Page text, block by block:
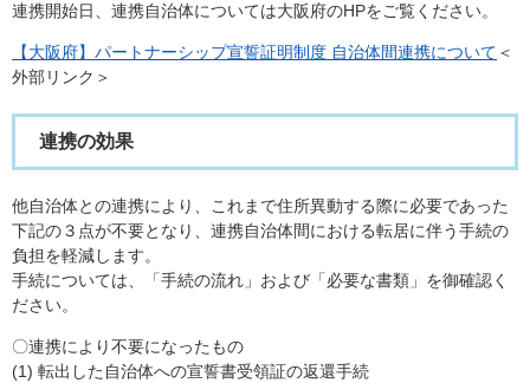
連携開始日、連携自治体については大阪府のHPをご覧ください。
【大阪府】パートナーシップ宣誓証明制度 自治体間連携について ＜
外部リンク＞
連携の効果
他自治体との連携により、これまで住所異動する際に必要であった
下記の３点が不要となり、連携自治体間における転居に伴う手続の
負担を軽減します。
手続については、「手続の流れ」および「必要な書類」を御確認く
ださい。
〇連携により不要になったもの
(1) 転出した自治体への宣誓書受領証の返還手続